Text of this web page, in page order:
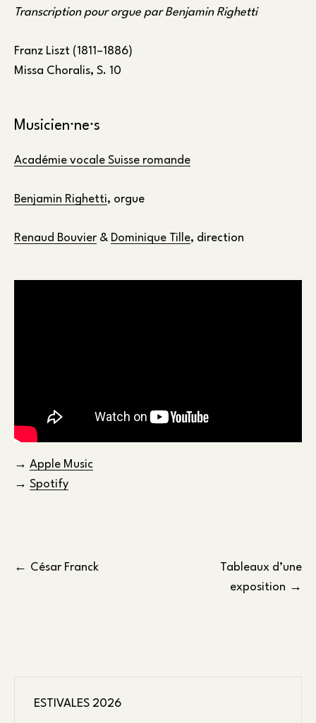
Transcription pour orgue par Benjamin Righetti
Franz Liszt (1811–1886)
Missa Choralis, S. 10
Musicien⸱ne⸱s
Académie vocale Suisse romande
Benjamin Righetti, orgue
Renaud Bouvier & Dominique Tille, direction
→ Apple Music
→ Spotify
Navigation
César Franck
Tableaux d’une
exposition
ESTIVALES 2026